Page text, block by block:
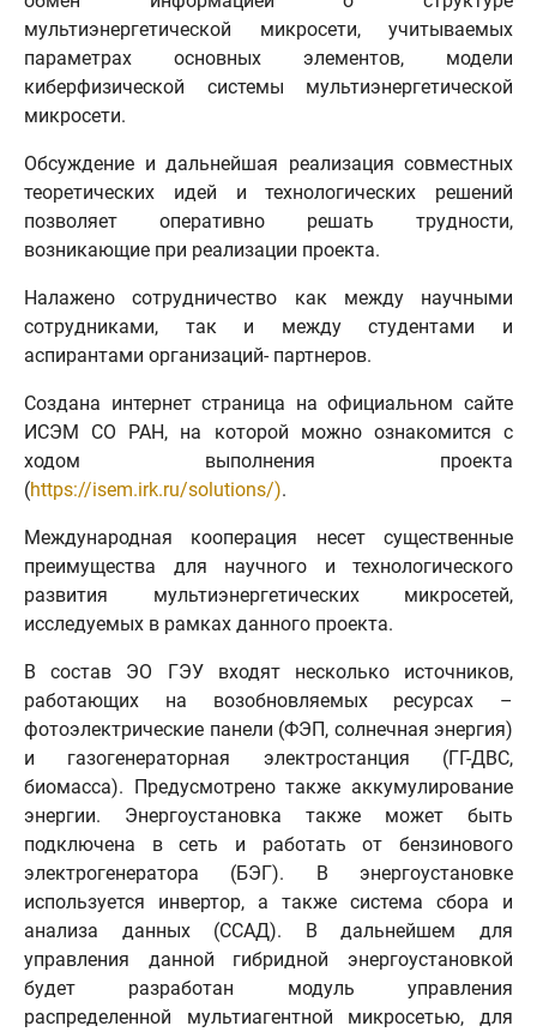
мультиэнергетической микросети, учитываемых
параметрах основных элементов, модели
киберфизической системы мультиэнергетической
микросети.
Обсуждение и дальнейшая реализация совместных
теоретических идей и технологических решений
позволяет оперативно решать трудности,
возникающие при реализации проекта.
Налажено сотрудничество как между научными
сотрудниками, так и между студентами и
аспирантами организаций- партнеров.
Создана интернет страница на официальном сайте
ИСЭМ СО РАН, на которой можно ознакомится с
ходом выполнения проекта
(https://isem.irk.ru/solutions/).
Международная кооперация несет существенные
преимущества для научного и технологического
развития мультиэнергетических микросетей,
исследуемых в рамках данного проекта.
В состав ЭО ГЭУ входят несколько источников,
работающих на возобновляемых ресурсах –
фотоэлектрические панели (ФЭП, солнечная энергия)
и газогенераторная электростанция (ГГ-ДВС,
биомасса). Предусмотрено также аккумулирование
энергии. Энергоустановка также может быть
подключена в сеть и работать от бензинового
электрогенератора (БЭГ). В энергоустановке
используется инвертор, а также система сбора и
анализа данных (ССАД). В дальнейшем для
управления данной гибридной энергоустановкой
будет разработан модуль управления
распределенной мультиагентной микросетью, для